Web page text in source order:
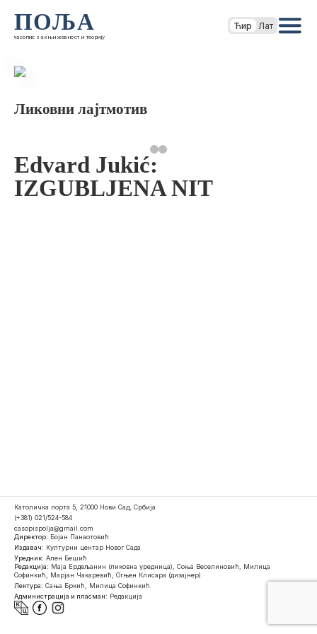
ПОЉА
часопис за књижевност и теорију
Ћир Лат
Ликовни лајтмотив
Edvard Jukić:
IZGUBLJENA NIT
Католичка порта 5, 21000 Нови Сад, Србија
(+381) 021/524-584
casopispolja@gmail.com
Директор: Бојан Панаотовић
Издавач: Културни центар Новог Сада
Уредник: Ален Бешић
Редакција: Маја Ердељанин (ликовна уредница), Соња Веселиновић, Милица
Софинкић, Марјан Чакаревић, Огњен Клисара (дизајнер)
Лектура: Сања Бркић, Милица Софинкић
Администрација и пласман: Редакција